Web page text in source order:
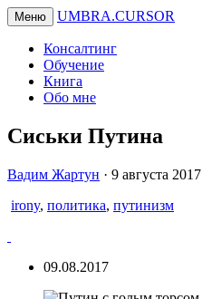
Меню UMBRA.CURSOR
Консалтинг
Обучение
Книга
Обо мне
Сиськи Путина
Вадим
Вадим Жартун · 9 августа 2017
irony, политика, путинизм
09.08.2017